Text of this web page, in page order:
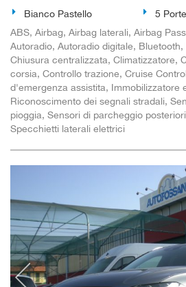
Bianco Pastello
5 Porte
ABS, Airbag, Airbag laterali, Airbag
Autoradio, Autoradio digitale,
Chiusura centralizzata, Climatizzatore,
corsia, Controllo trazione, Cruise
d'emergenza assistita, Immobilizzatore
Riconoscimento dei segnali stradali,
pioggia, Sensori di parcheggio
Specchietti laterali elettrici